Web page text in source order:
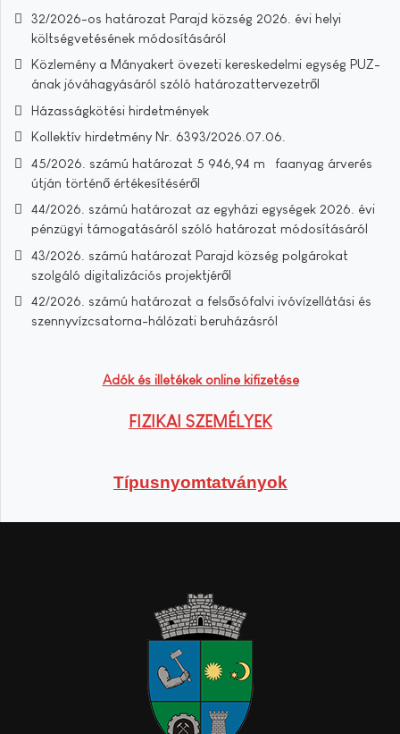
32/2026-os határozat Parajd község 2026. évi helyi
költségvetésének módosításáról
Közlemény a Mányakert övezeti kereskedelmi egység PUZ-
ának jóváhagyásáról szóló határozattervezetről
Házasságkötési hirdetmények
Kollektív hirdetmény Nr. 6393/2026.07.06.
45/2026. számú határozat 5 946,94 m³ faanyag árverés
útján történő értékesítéséről
44/2026. számú határozat az egyházi egységek 2026. évi
pénzügyi támogatásáról szóló határozat módosításáról
43/2026. számú határozat Parajd község polgárokat
szolgáló digitalizációs projektjéről
42/2026. számú határozat a felsősófalvi ivóvízellátási és
szennyvízcsatorna-hálózati beruházásról
Adók és illetékek online kifizetése
FIZIKAI SZEMÉLYEK
Típusnyomtatványok